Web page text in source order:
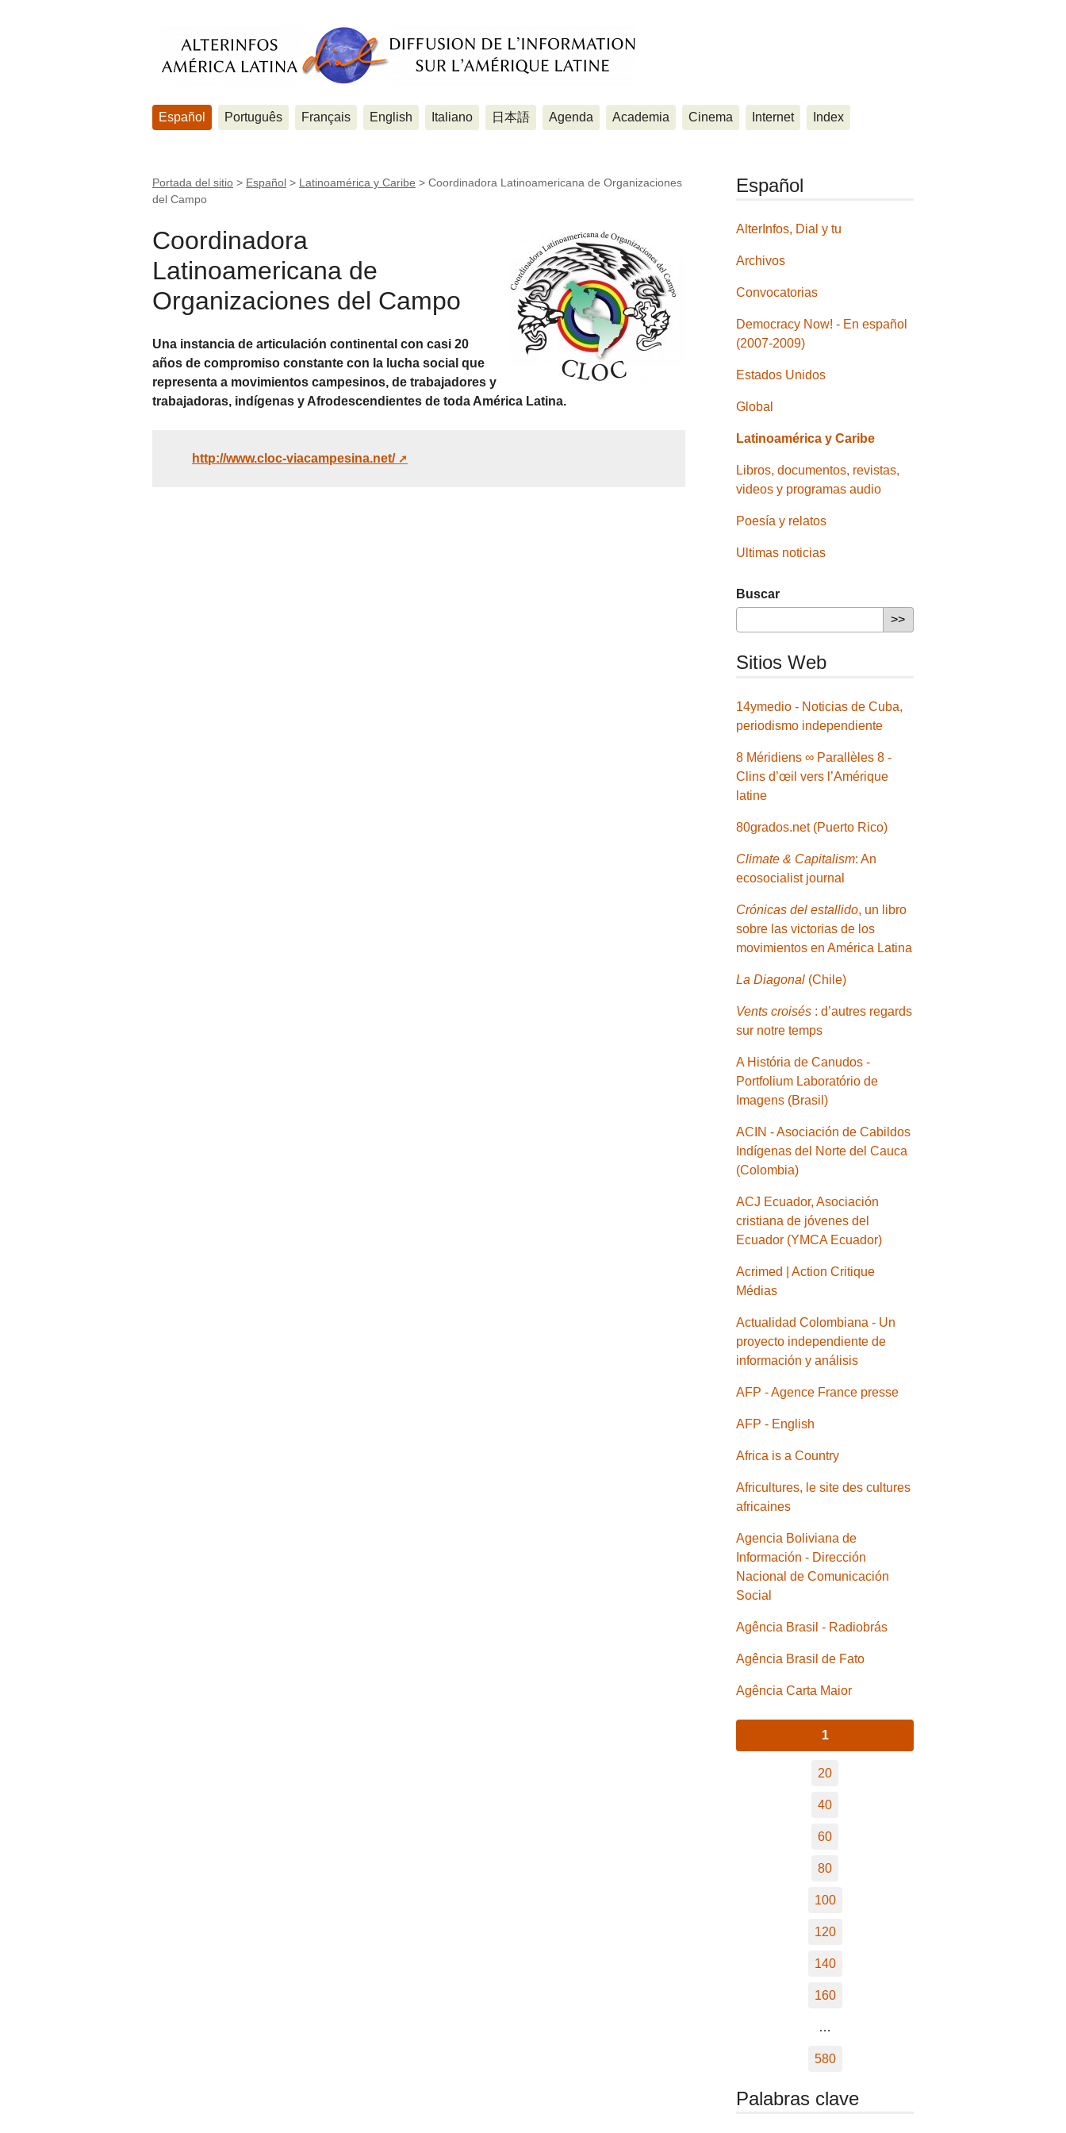
Español Português Français English Italiano 日本語 Agenda Academia Cinema Internet Index
Portada del sitio > Español > Latinoamérica y Caribe > Coordinadora Latinoamericana de Organizaciones
del Campo
Coordinadora
Latinoamericana de
Organizaciones del Campo
Una instancia de articulación continental con casi 20
años de compromiso constante con la lucha social que
representa a movimientos campesinos, de trabajadores y
trabajadoras, indígenas y Afrodescendientes de toda América Latina.
http://www.cloc-viacampesina.net/
Español
AlterInfos, Dial y tu
Archivos
Convocatorias
Democracy Now! - En español
(2007-2009)
Estados Unidos
Global
Latinoamérica y Caribe
Libros, documentos, revistas,
videos y programas audio
Poesía y relatos
Ultimas noticias
Buscar
Sitios Web
14ymedio - Noticias de Cuba,
periodismo independiente
8 Méridiens ∞ Parallèles 8 -
Clins d’œil vers l’Amérique
latine
80grados.net (Puerto Rico)
Climate & Capitalism: An
ecosocialist journal
Crónicas del estallido, un libro
sobre las victorias de los
movimientos en América Latina
La Diagonal (Chile)
Vents croisés : d’autres regards
sur notre temps
A História de Canudos -
Portfolium Laboratório de
Imagens (Brasil)
ACIN - Asociación de Cabildos
Indígenas del Norte del Cauca
(Colombia)
ACJ Ecuador, Asociación
cristiana de jóvenes del
Ecuador (YMCA Ecuador)
Acrimed | Action Critique
Médias
Actualidad Colombiana - Un
proyecto independiente de
información y análisis
AFP - Agence France presse
AFP - English
Africa is a Country
Africultures, le site des cultures
africaines
Agencia Boliviana de
Información - Dirección
Nacional de Comunicación
Social
Agência Brasil - Radiobrás
Agência Brasil de Fato
Agência Carta Maior
1
20
40
60
80
100
120
140
160
…
580
Palabras clave